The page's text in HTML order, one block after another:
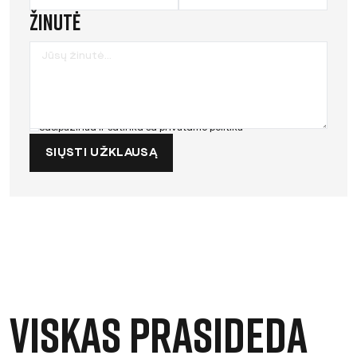
Žinutė
Susipažinau ir sutinku suprivatumo politika
SIŲSTI UŽKLAUSĄ
Viskas prasideda